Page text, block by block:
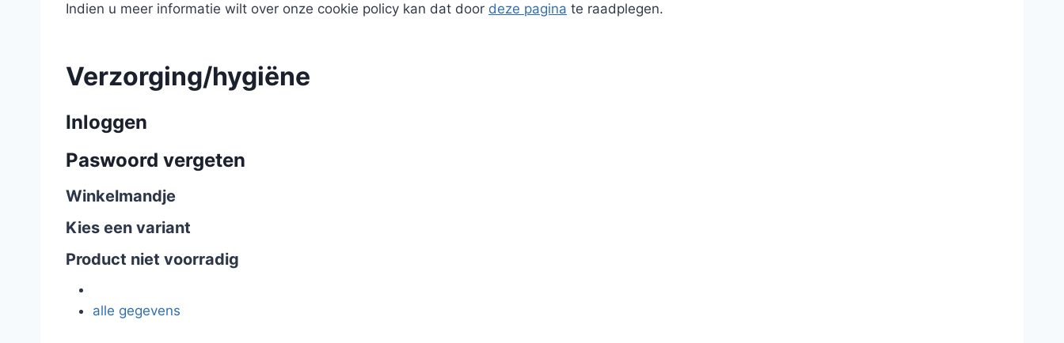
Indien u meer informatie wilt over onze cookie policy kan dat door deze pagina te raadplegen.
Verzorging/hygiëne
Inloggen
Paswoord vergeten
Winkelmandje
Kies een variant
Product niet voorradig
alle gegevens